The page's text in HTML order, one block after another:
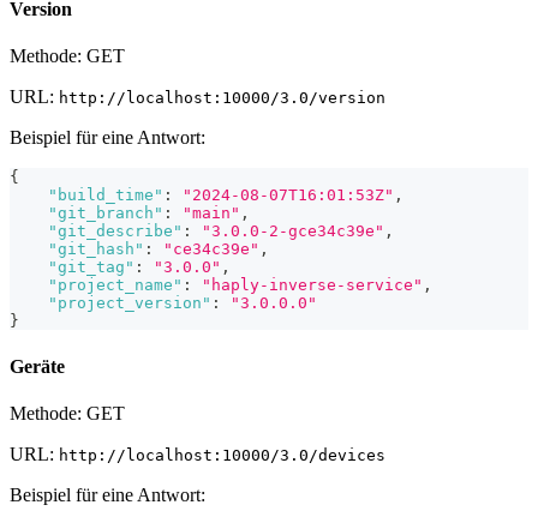
Version
Methode: GET
URL: http://localhost:10000/3.0/version
Beispiel für eine Antwort:
{
"build_time" : "2024-08-07T16:01:53Z" ,
"git_branch" : "main" ,
"git_describe" : "3.0.0-2-gce34c39e" ,
"git_hash" : "ce34c39e" ,
"git_tag" : "3.0.0" ,
"project_name" : "haply-inverse-service" ,
"project_version" :
"3.0.0.0"
}
Geräte
Methode: GET
URL: http://localhost:10000/3.0/devices
Beispiel für eine Antwort: